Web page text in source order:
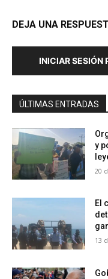
DEJA UNA
INICIAR SESIÓN
ÚLTIMAS ENTRADAS
y
20
El
13